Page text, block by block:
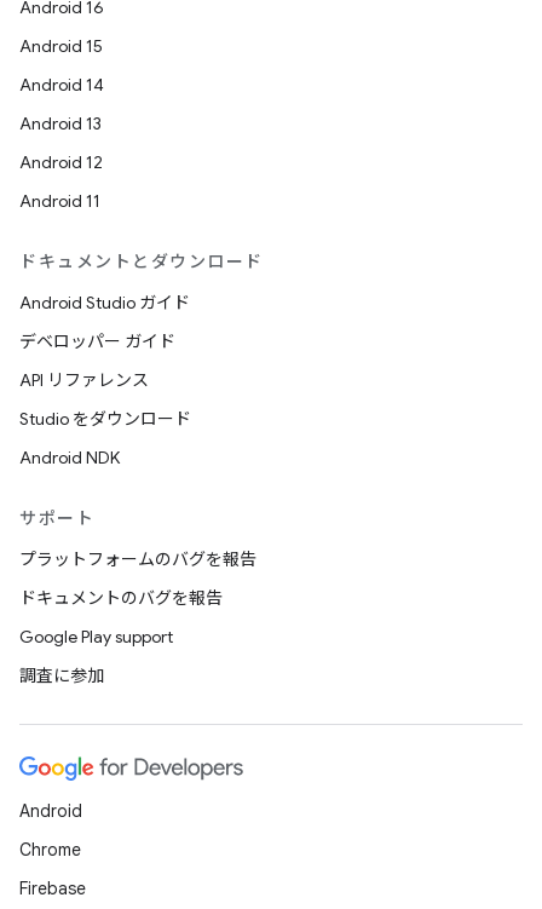
Android 16
Android 15
Android 14
Android 13
Android 12
Android 11
ドキュメントとダウンロード
Android Studio ガイド
デベロッパー ガイド
API リファレンス
Studio をダウンロード
Android NDK
サポート
プラットフォームのバグを報告
ドキュメントのバグを報告
Google Play support
調査に参加
Android
Chrome
Firebase